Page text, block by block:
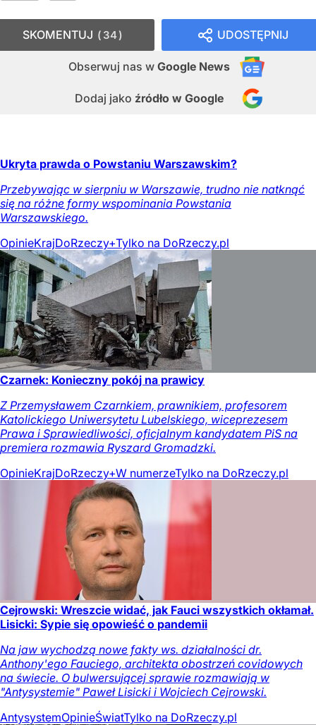
UDOSTĘPNIJ
Obserwuj nas w Google News
Dodaj jako źródło w Google
SKOMENTUJ 34
Ukryta prawda o Powstaniu Warszawskim?
Przebywając w sierpniu w Warszawie, trudno nie natknąć
się na różne formy wspominania Powstania
Warszawskiego.
OpinieKrajDoRzeczy+Tylko na DoRzeczy.pl
Czarnek: Konieczny pokój na prawicy
Z Przemysławem Czarnkiem, prawnikiem, profesorem
Katolickiego Uniwersytetu Lubelskiego, wiceprezesem
Prawa i Sprawiedliwości, oficjalnym kandydatem PiS na
premiera rozmawia Ryszard Gromadzki.
OpinieKrajDoRzeczy+W numerzeTylko na DoRzeczy.pl
Cejrowski: Wreszcie widać, jak Fauci wszystkich okłamał.
Lisicki: Sypie się opowieść o pandemii
Na jaw wychodzą nowe fakty ws. działalności dr.
Anthony'ego Fauciego, architekta obostrzeń covidowych
na świecie. O bulwersującej sprawie rozmawiają w
"Antysystemie" Paweł Lisicki i Wojciech Cejrowski.
AntysystemOpinieŚwiatTylko na DoRzeczy.pl